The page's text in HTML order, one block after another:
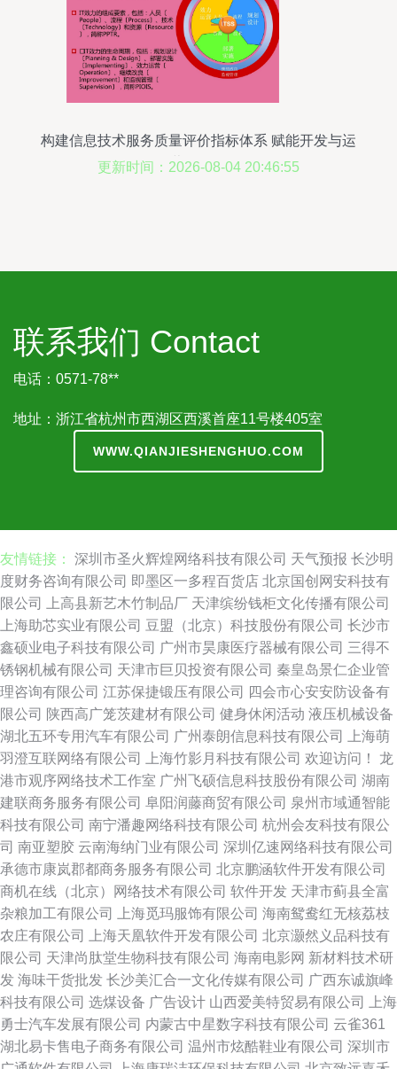
构建信息技术服务质量评价指标体系 赋能开发与运
营一体化
更新时间：2026-08-04 20:46:55
联系我们 Contact
电话：0571-78**
地址：浙江省杭州市西湖区西溪首座11号楼405室
WWW.QIANJIESHENGHUO.COM
友情链接： 深圳市圣火辉煌网络科技有限公司 天气预报 长沙明
度财务咨询有限公司 即墨区一多程百货店 北京国创网安科技有
限公司
上高县新艺木竹制品厂 天津缤纷钱柜文化传播有限公司
上海助芯实业有限公司 豆盟（北京）科技股份有限公司 长沙市
鑫硕业电子科技有限公司 广州市昊康医疗器械有限公司 三得不
锈钢机械有限公司 天津市巨贝投资有限公司 秦皇岛景仁企业管
理咨询有限公司 江苏保捷锻压有限公司
四会市心安安防设备有
限公司 陕西高广笼茨建材有限公司 健身休闲活动 液压机械设备
湖北五环专用汽车有限公司 广州泰朗信息科技有限公司
上海萌
羽澄互联网络有限公司
上海竹影月科技有限公司 欢迎访问！
龙
港市观序网络技术工作室 广州飞硕信息科技股份有限公司 湖南
建联商务服务有限公司 阜阳润藤商贸有限公司 泉州市域通智能
科技有限公司 南宁潘趣网络科技有限公司 杭州会友科技有限公
司 南亚塑胶 云南海纳门业有限公司 深圳亿速网络科技有限公司
承德市康岚郡都商务服务有限公司 北京鹏涵软件开发有限公司
商机在线（北京）网络技术有限公司 软件开发 天津市蓟县全富
杂粮加工有限公司
上海觅玛服饰有限公司 海南鸳鸯红无核荔枝
农庄有限公司
上海天凰软件开发有限公司 北京灏然义品科技有
限公司 天津尚肽堂生物科技有限公司 海南电影网 新材料技术研
发 海味干货批发 长沙美汇合一文化传媒有限公司 广西东诚旗峰
科技有限公司 选煤设备 广告设计 山西爱美特贸易有限公司
上海
勇士汽车发展有限公司 内蒙古中星数字科技有限公司 云雀361
湖北易卡售电子商务有限公司 温州市炫酷鞋业有限公司 深圳市